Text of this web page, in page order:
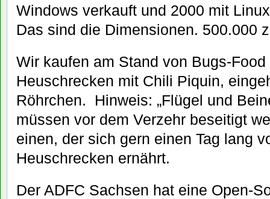
Windows verkauft und 2000 mit
Das sind die Dimensionen. 500.000
Wir kaufen am Stand von Bugs-
Heuschrecken mit Chili Piquin,
Röhrchen. Hinweis: „Flügel und
müssen vor dem Verzehr beseitigt
einen, der sich gern einen Tag lang
Heuschrecken ernährt.
Der ADFC Sachsen hat eine Open-